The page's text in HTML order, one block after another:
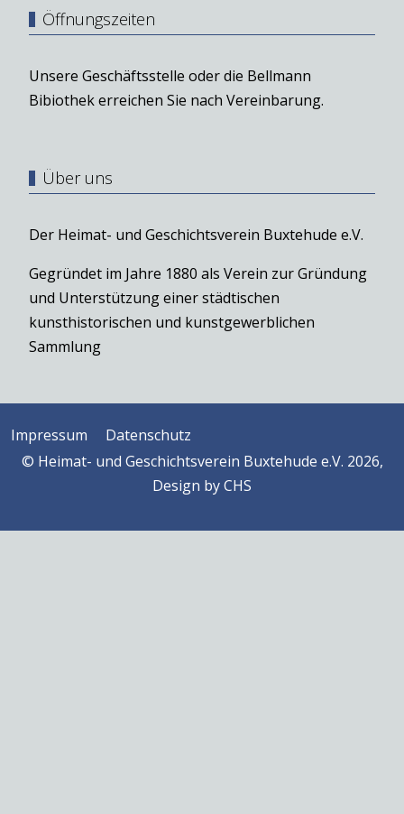
Öffnungszeiten
Unsere Geschäftsstelle oder die Bellmann
Bibiothek erreichen Sie nach Vereinbarung.
Über uns
Der Heimat- und Geschichtsverein Buxtehude e.V.
Gegründet im Jahre 1880 als Verein zur Gründung
und Unterstützung einer städtischen
kunsthistorischen und kunstgewerblichen
Sammlung
Impressum
Datenschutz
© Heimat- und Geschichtsverein Buxtehude e.V. 2026,
Design byCHS